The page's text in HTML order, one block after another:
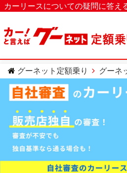
カーリースについての疑問に答え
マガジンTOP
カーリースとは？
ベストなカーリースを探す
カテゴリー
カーリースについての疑問
カーローンについての疑問
車のメンテナンスについての疑
グーネット定額乗り
グーネ